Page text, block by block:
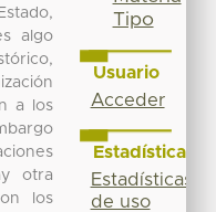
algo
a los
otra
los
Tipo
Usuario
Acceder
Estadísticas
Estadísticas
de uso